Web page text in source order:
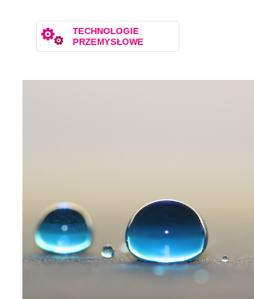
TECHNOLOGIE
PRZEMYSŁOWE